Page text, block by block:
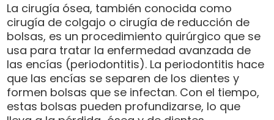
La cirugía ósea, también conocida como
cirugía de colgajo o cirugía de reducción de
bolsas, es un procedimiento quirúrgico que se
usa para tratar la enfermedad avanzada de
las encías (periodontitis). La periodontitis hace
que las encías se separen de los dientes y
formen bolsas que se infectan. Con el tiempo,
estas bolsas pueden profundizarse, lo que